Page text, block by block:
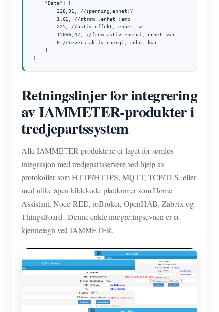
    "Data": [
        228,91, //spenning,enhet:V
        1.61, //strøm ,enhet :amp
        225, //aktiv effekt, enhet :w
        15066,47, //frem aktiv energi, enhet:kwh
        0 //revers aktiv energi, enhet:kwh
    ]
}
Retningslinjer for integrering
av IAMMETER-produkter i
tredjepartssystem
Alle IAMMETER-produktene er laget for sømløs
integrasjon med tredjepartsservere ved hjelp av
protokoller som HTTP/HTTPS, MQTT, TCP/TLS, eller
med ulike åpen kildekode-plattformer som Home
Assistant, Node-RED, ioBroker, OpenHAB, Zabbix og
ThingsBoard . Denne enkle integreringsevnen er et
kjennetegn ved IAMMETER.